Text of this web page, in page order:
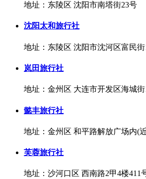
地址：东陵区 沈阳市南塔街23号
沈阳太和旅行社
地址：东陵区 沈阳市沈河区富民街
岚田旅行社
地址：金州区 大连市开发区海城街
懿丰旅行社
地址：金州区 和平路解放广场内(
芙蓉旅行社
地址：沙河口区 西南路2甲4楼411